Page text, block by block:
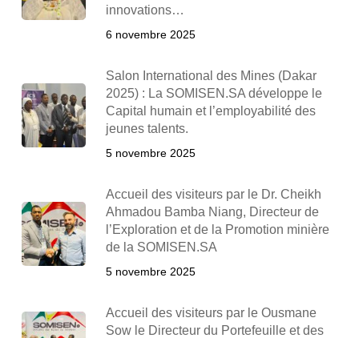
innovations…
6 novembre 2025
Salon International des Mines (Dakar
2025) : La SOMISEN.SA développe le
Capital humain et l’employabilité des
jeunes talents.
5 novembre 2025
Accueil des visiteurs par le Dr. Cheikh
Ahmadou Bamba Niang, Directeur de
l’Exploration et de la Promotion minière
de la SOMISEN.SA
5 novembre 2025
Accueil des visiteurs par le Ousmane
Sow le Directeur du Portefeuille et des